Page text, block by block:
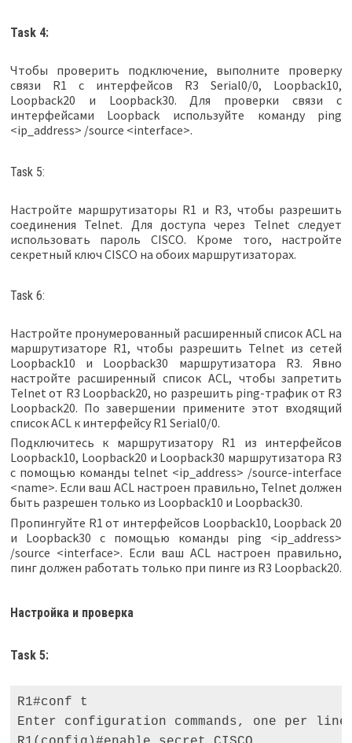
Task 4:
Чтобы проверить подключение, выполните проверку
связи R1 с интерфейсов R3 Serial0/0, Loopback10,
Loopback20 и Loopback30. Для проверки связи с
интерфейсами Loopback используйте команду ping
<ip_address> /source <interface>.
Task 5:
Настройте маршрутизаторы R1 и R3, чтобы разрешить
соединения Telnet. Для доступа через Telnet следует
использовать пароль CISCO. Кроме того, настройте
секретный ключ CISCO на обоих маршрутизаторах.
Task 6:
Настройте пронумерованный расширенный список ACL на
маршрутизаторе R1, чтобы разрешить Telnet из сетей
Loopback10 и Loopback30 маршрутизатора R3. Явно
настройте расширенный список ACL, чтобы запретить
Telnet от R3 Loopback20, но разрешить ping-трафик от R3
Loopback20. По завершении примените этот входящий
список ACL к интерфейсу R1 Serial0/0.
Подключитесь к маршрутизатору R1 из интерфейсов
Loopback10, Loopback20 и Loopback30 маршрутизатора R3
с помощью команды telnet <ip_address> /source-interface
<name>. Если ваш ACL настроен правильно, Telnet должен
быть разрешен только из Loopback10 и Loopback30.
Пропингуйте R1 от интерфейсов Loopback10, Loopback 20
и Loopback30 с помощью команды ping <ip_address>
/source <interface>. Если ваш ACL настроен правильно,
пинг должен работать только при пинге из R3 Loopback20.
Настройка и проверка
Task 5:
R1#conf t
Enter configuration commands, one per